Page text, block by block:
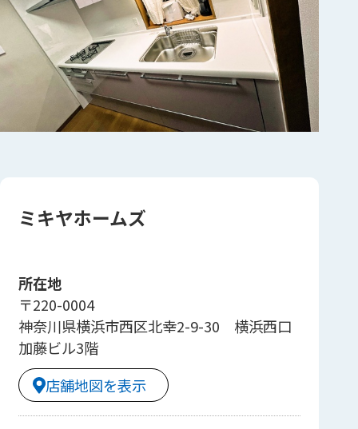
ミキヤホームズ
所在地
〒220-0004
神奈川県横浜市西区北幸2-9-30 横浜西口
加藤ビル3階
店舗地図を表示